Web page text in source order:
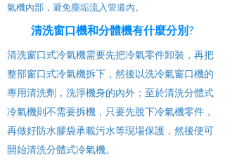
氣機內部，避免塵垢流入管道內。
清洗窗口機和分體機有什麼分別?
清洗窗口式冷氣機需要先把冷氣零件卸裝，再把
整部窗口式冷氣機拆下，然後以洗冷氣窗口機的
專用清洗劑，洗淨機身的內外；至於清洗分體式
冷氣機則不需要拆機，只要先脫下冷氣機零件，
再做好防水膠袋承載污水等現場保護，然後便可
開始清洗分體式冷氣機。